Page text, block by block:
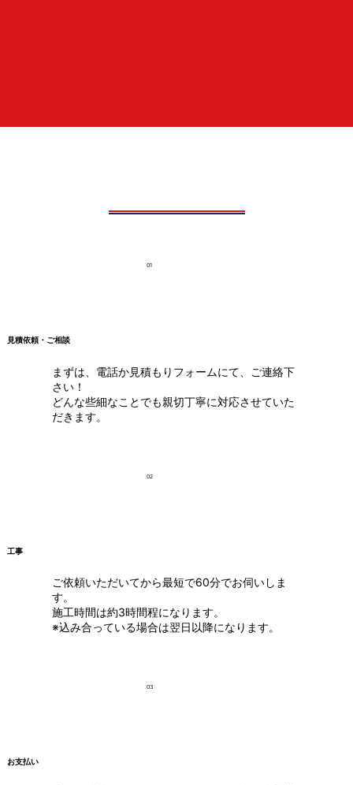
01
まずは、電話か見積もりフォームにて、ご連絡下
さい！
どんな些細なことでも親切丁寧に対応させていた
だきます。
見積依頼・ご相談
02
ご依頼いただいてから最短で60分でお伺いしま
す。
施工時間は約3時間程になります。
※込み合っている場合は翌日以降になります。
工事
03
お支払い